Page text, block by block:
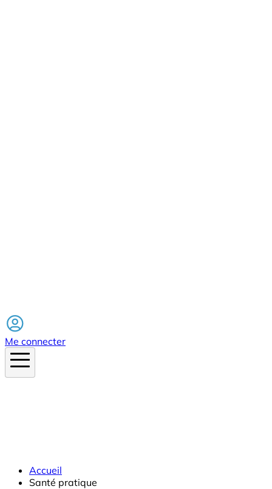
Me connecter
Accueil
Santé pratique